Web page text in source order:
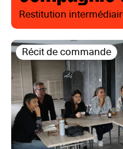
Restitution
Récit de commande